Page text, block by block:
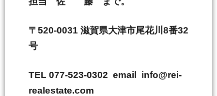
〒520-0031 滋賀県大津市尾花川8番32
号
TEL 077-523-0302 email info@rei-
realestate.com